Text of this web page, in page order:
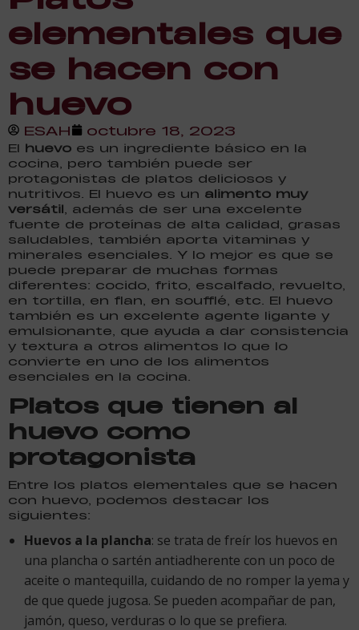
elementales que
se hacen con
huevo
ESAH octubre 18, 2023
El huevo es un ingrediente básico en la
cocina, pero también puede ser
protagonistas de platos deliciosos y
nutritivos. El huevo es un alimento muy
versátil, además de ser una excelente
fuente de proteínas de alta calidad, grasas
saludables, también aporta vitaminas y
minerales esenciales. Y lo mejor es que se
puede preparar de muchas formas
diferentes: cocido, frito, escalfado, revuelto,
en tortilla, en flan, en soufflé, etc. El huevo
también es un excelente agente ligante y
emulsionante, que ayuda a dar consistencia
y textura a otros alimentos lo que lo
convierte en uno de los alimentos
esenciales en la cocina.
Platos que tienen al
huevo como
protagonista
Entre los platos elementales que se hacen
con huevo, podemos destacar los
siguientes:
Huevos a la plancha: se trata de freír los huevos en
una plancha o sartén antiadherente con un poco de
aceite o mantequilla, cuidando de no romper la yema y
de que quede jugosa. Se pueden acompañar de pan,
jamón, queso, verduras o lo que se prefiera.